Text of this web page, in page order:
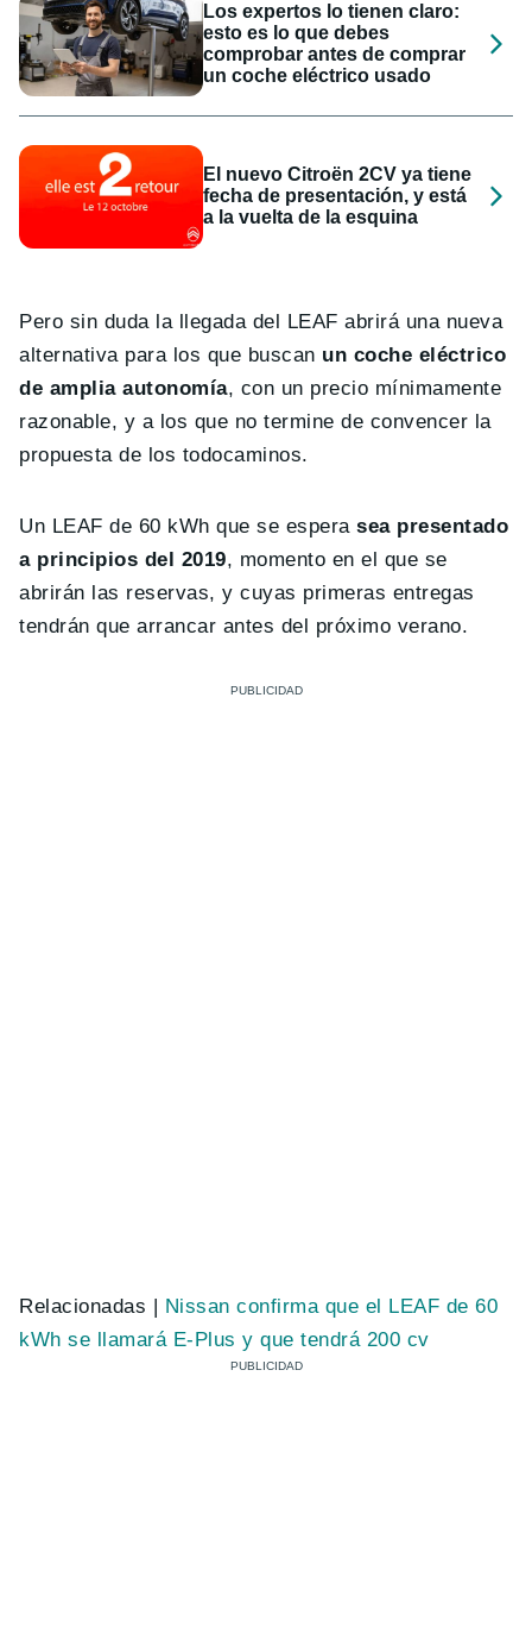
Los expertos lo tienen claro:
esto es lo que debes
comprobar antes de comprar
un coche eléctrico usado
El nuevo Citroën 2CV ya tiene
fecha de presentación, y está
a la vuelta de la esquina
Pero sin duda la llegada del LEAF abrirá una nueva
alternativa para los que buscan un coche eléctrico
de amplia autonomía, con un precio mínimamente
razonable, y a los que no termine de convencer la
propuesta de los todocaminos.
Un LEAF de 60 kWh que se esperasea presentado
a principios del 2019, momento en el que se
abrirán las reservas, y cuyas primeras entregas
tendrán que arrancar antes del próximo verano.
Relacionadas | Nissan confirma que el LEAF de 60
kWh se llamará E-Plus y que tendrá 200 cv